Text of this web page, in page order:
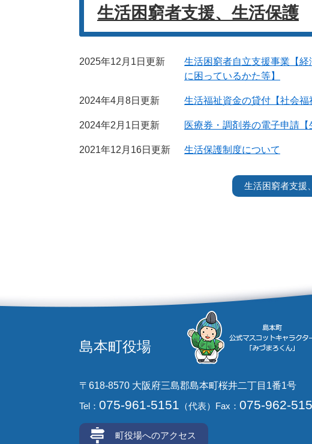
生活困窮者支援、生活保護
2025年12月1日更新
生活困窮者自立支援事業【
に困っているかた等】
2024年4月8日更新 生活福祉資金の貸付【社会福
2024年2月1日更新 医療券・調剤券の電子申請【
2021年12月16日更新 生活保護制度について
生活困窮者支援
島本町役場
〒618-8570 大阪府三島郡島本町桜井二丁目1番1号
Tel： 075-961-5151 （代表） Fax： 075-962-
町役場へのアクセス